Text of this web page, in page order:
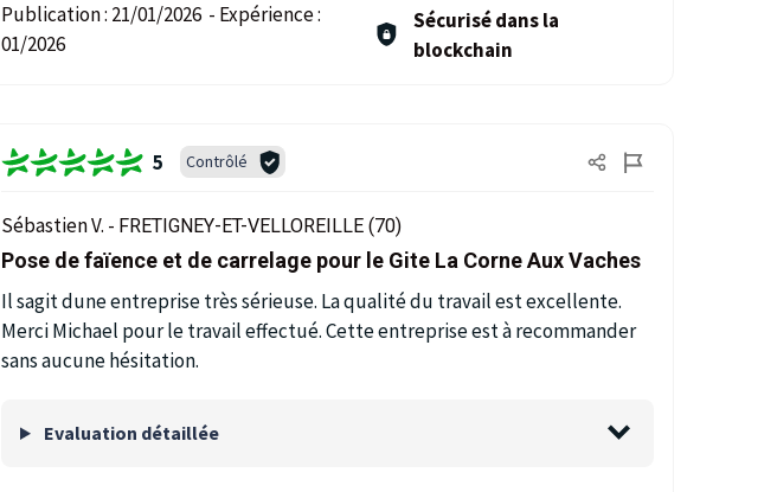
Publication : 21/01/2026 - Expérience :
01/2026
Sécurisé dans la
blockchain
5 Contrôlé
Sébastien V. - FRETIGNEY-ET-VELLOREILLE (70)
Pose de faïence et de carrelage pour le Gite La Corne Aux Vaches
Il sagit dune entreprise très sérieuse. La qualité du travail est excellente.
Merci Michael pour le travail effectué. Cette entreprise est à recommander
sans aucune hésitation.
Evaluation détaillée